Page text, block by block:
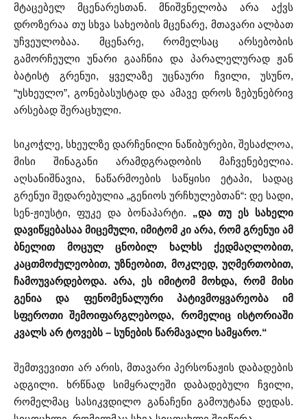
მტაცებელ მცენარესთან. მნიშვნელობა არა აქვს
დროზერაა თუ სხვა სახეობის მცენარე, მთავარი ალბათ
უჩვეულობაა. მცენარე, რომელსაც არსებობის
გამორჩეული უნარი გააჩნია და პარალელურად ჟან
ბატისტ გრენუი, ყველაზე უცნაური ჩვილი, უსუნო,
“უსხეულო”, გონებასუსტად და ამავე დროს ზებუნებრივ
არსებად შერაცხული.
სიკოჭლე, სხეულზე დარჩენილი ნაწიბურები, შესაძლოა,
მისი შინაგანი არამდგრადობის მაჩვენებელია.
აღსანიშნავია, ნაწარმოების საწყისი ეტაპი, სადაც
გრენუი შედარებულია „გენიოს ურჩხულებთან“: დე სადი,
სენ-ჟიუსტი, ფუკე და ბონაპარტი. „და თუ ეს სახელი
დავიწყებასაა მიცემული, იმიტომ კი არა, რომ გრენუი ამ
ბნელით მოცულ ცნობილ ხალხს ქედმაღლობით,
კაცთმოძულეობით, უზნეობით, მოკლედ, უღმერთობით,
ჩამოუვარდებოდა. არა, ეს იმიტომ მოხდა, რომ მისი
გენია და ფენომენალური პატივმოყვარეობა იმ
სფეროთი შემოიფარგლებოდა, რომელიც ისტორიაში
კვალს არ ტოვებს – სუნების წარმავალი სამყარო.“
შემთვევითი არ არის, მთავარი პერსონაჟის დაბადების
ადგილი. ხრწნად სიმყრალეში დაბადებული ჩვილი,
რომელმაც სასიკვდილო განაჩენი გამოუტანა დედას.